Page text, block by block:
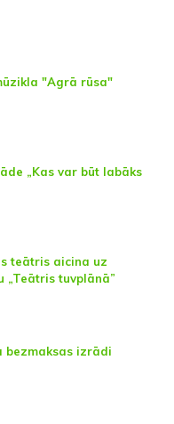
"Agrā rūsa"
„Kas var būt labāks
teātris aicina uz
„Teātris tuvplānā”
bezmaksas izrādi